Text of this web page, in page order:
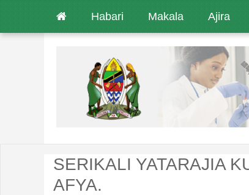
Habari Makala Ajira
SERIKALI YATARAJIA
AFYA.